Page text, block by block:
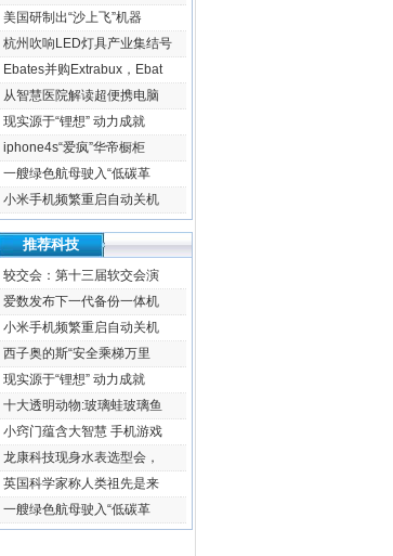
美国研制出“沙上飞”机器
杭州吹响LED灯具产业集结号
Ebates并购Extrabux，Ebat
从智慧医院解读超便携电脑
现实源于“锂想” 动力成就
iphone4s“爱疯”华帝橱柜
一艘绿色航母驶入“低碳革
小米手机频繁重启自动关机
推荐科技
较交会：第十三届软交会演
爱数发布下一代备份一体机
小米手机频繁重启自动关机
西子奥的斯“安全乘梯万里
现实源于“锂想” 动力成就
十大透明动物:玻璃蛙玻璃鱼
小窍门蕴含大智慧 手机游戏
龙康科技现身水表选型会，
英国科学家称人类祖先是来
一艘绿色航母驶入“低碳革